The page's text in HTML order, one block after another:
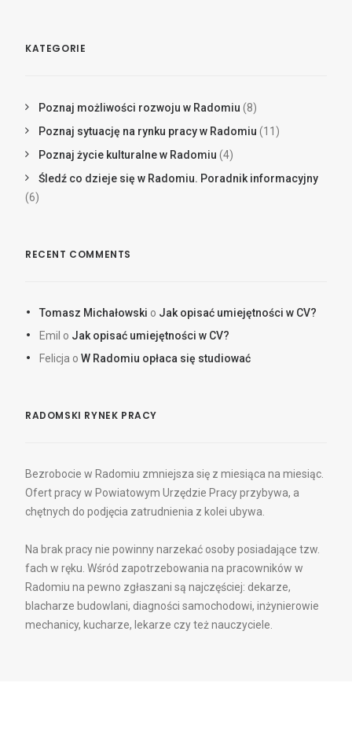
KATEGORIE
Poznaj możliwości rozwoju w Radomiu (8)
Poznaj sytuację na rynku pracy w Radomiu (11)
Poznaj życie kulturalne w Radomiu (4)
Śledź co dzieje się w Radomiu. Poradnik informacyjny
(6)
RECENT COMMENTS
Tomasz Michałowski o Jak opisać umiejętności w CV?
Emil o Jak opisać umiejętności w CV?
Felicja o W Radomiu opłaca się studiować
RADOMSKI RYNEK PRACY
Bezrobocie w Radomiu zmniejsza się z miesiąca na miesiąc.
Ofert pracy w Powiatowym Urzędzie Pracy przybywa, a
chętnych do podjęcia zatrudnienia z kolei ubywa.
Na brak pracy nie powinny narzekać osoby posiadające tzw.
fach w ręku. Wśród zapotrzebowania na pracowników w
Radomiu na pewno zgłaszani są najczęściej: dekarze,
blacharze budowlani, diagności samochodowi, inżynierowie
mechanicy, kucharze, lekarze czy też nauczyciele.